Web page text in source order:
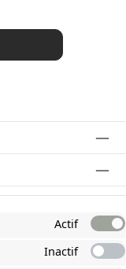
Actif
Inactif